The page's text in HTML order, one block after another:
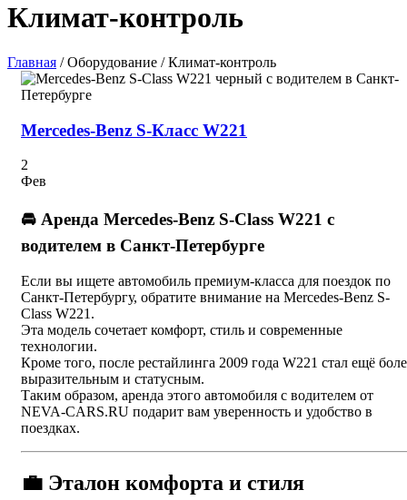
Климат-контроль
Главная / Оборудование / Климат-контроль
Mercedes-Benz S-Класс W221
2
Фев
🚘 Аренда Mercedes-Benz S-Class W221 с
водителем в Санкт-Петербурге
Если вы ищете автомобиль премиум-класса для поездок по
Санкт-Петербургу, обратите внимание на Mercedes-Benz S-
Class W221.
Эта модель сочетает комфорт, стиль и современные
технологии.
Кроме того, после рестайлинга 2009 года W221 стал ещё
выразительным и статусным.
Таким образом, аренда этого автомобиля с водителем от
NEVA-CARS.RU подарит вам уверенность и удобство в
поездках.
💼 Эталон комфорта и стиля